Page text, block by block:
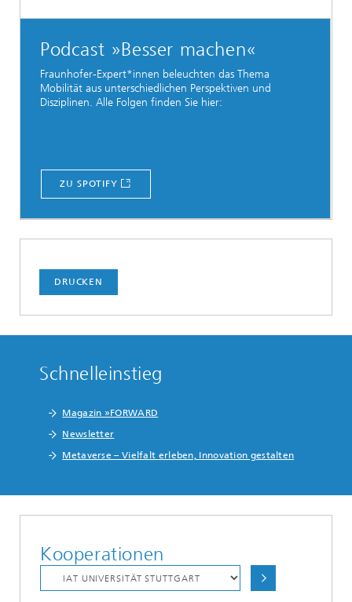
Podcast »Besser machen«
Fraunhofer-Expert*innen beleuchten das Thema
Mobilität aus unterschiedlichen Perspektiven und
Disziplinen. Alle Folgen finden Sie hier:
ZU SPOTIFY
DRUCKEN
Schnelleinstieg
Magazin »FORWARD
Newsletter
Metaverse – Vielfalt erleben, Innovation gestalten
Kooperationen